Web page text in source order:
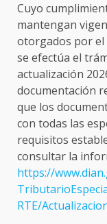
Cuyo
mantengan
otorgados por el
se efectúa el
actualización
documentación
que los
con todas las
requisitos
consultar la
https://
RTE/